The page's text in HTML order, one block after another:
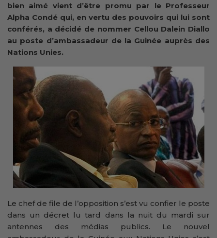
bien aimé vient d’être promu par le Professeur
Alpha Condé qui, en vertu des pouvoirs qui lui sont
conférés, a décidé de nommer Cellou Dalein Diallo
au poste d’ambassadeur de la Guinée auprès des
Nations Unies.
Le chef de file de l’opposition s’est vu confier le poste
dans un décret lu tard dans la nuit du mardi sur
antennes des médias publics. Le nouvel